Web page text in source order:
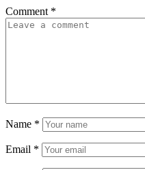
Comment *
Name *
Email *